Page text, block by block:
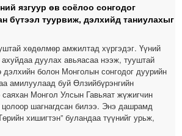
язгуур өв соёлоо сонгодог
бүтээл туурвиж, дэлхийд таниулахыг
хөдөлмөр амжилтад хүргэдэг. Үүний
дуулах авьяасаа нээж, тууштай
болон Монголын сонгодог дуурийн
амилуулаад буй Өлзийбүрэнгийн
Монгол Улсын Гавьяат жүжигчин
шагнагдсан билээ. Энэ дашрамд
хишигтэн” буландаа түүнийг урьж,